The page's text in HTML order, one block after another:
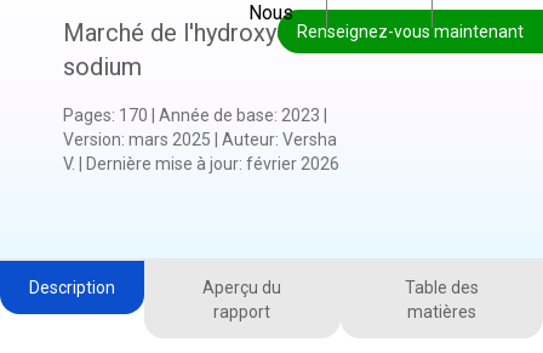
Nous
Renseignez-vous maintenant
Marché de l'hydroxyde de
sodium
Pages: 170 Année de base: 2023
Version: mars 2025 Auteur: Versha
V.
Dernière mise à jour: février 2026
Description
Aperçu du
rapport
Table des
matières